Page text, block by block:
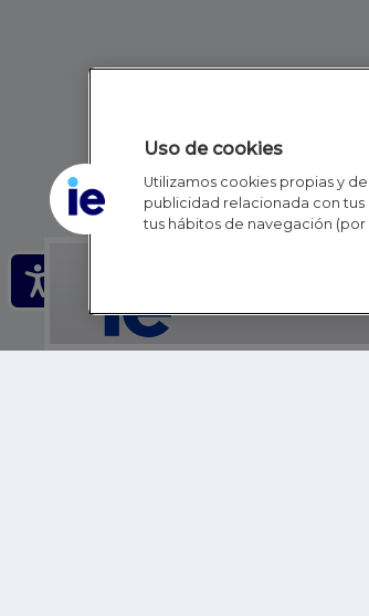
Uso de cookies
Utilizamos cookies propias y
publicidad relacionada con
tus hábitos de navegación (por